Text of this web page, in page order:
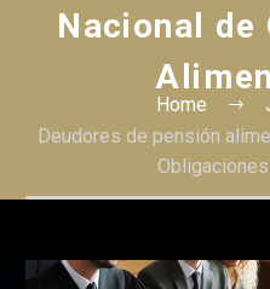
Nacional de
Home
Deudores de pensión